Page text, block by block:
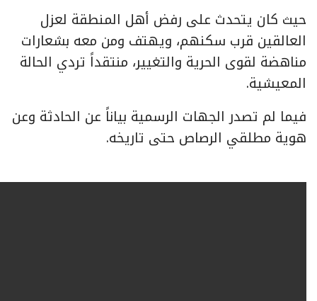
حيث كان يتحدث على رفض أهل المنطقة لعزل
العالقين قرب سكنهم، ويهتف ومن معه بشعارات
مناهضة لقوى الحرية والتغيير، منتقداً تردي الحالة
المعيشية.
فيما لم تصدر الجهات الرسمية بياناً عن الحادثة وعن
هوية مطلقي الرصاص حتى تاريخه.